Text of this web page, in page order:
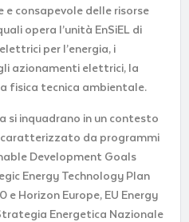
e consapevole delle risorse
opera l’unità EnSiEL di
per l’energia, i
azionamenti elettrici, la
fisica tecnica ambientale.
si inquadrano in un contesto
da programmi
Development Goals
Energy Technology Plan
e Horizon Europe, EU Energy
Energetica Nazionale